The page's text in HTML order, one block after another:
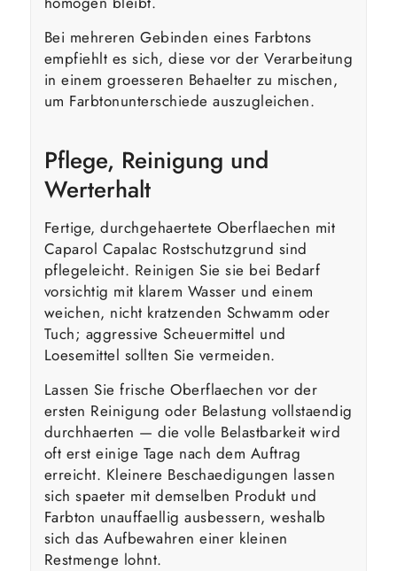
Bei mehreren Gebinden eines Farbtons
empfiehlt es sich, diese vor der Verarbeitung
in einem groesseren Behaelter zu mischen,
um Farbtonunterschiede auszugleichen.
Pflege, Reinigung und
Werterhalt
Fertige, durchgehaertete Oberflaechen mit
Caparol Capalac Rostschutzgrund sind
pflegeleicht. Reinigen Sie sie bei Bedarf
vorsichtig mit klarem Wasser und einem
weichen, nicht kratzenden Schwamm oder
Tuch; aggressive Scheuermittel und
Loesemittel sollten Sie vermeiden.
Lassen Sie frische Oberflaechen vor der
ersten Reinigung oder Belastung vollstaendig
durchhaerten — die volle Belastbarkeit wird
oft erst einige Tage nach dem Auftrag
erreicht. Kleinere Beschaedigungen lassen
sich spaeter mit demselben Produkt und
Farbton unauffaellig ausbessern, weshalb
sich das Aufbewahren einer kleinen
Restmenge lohnt.